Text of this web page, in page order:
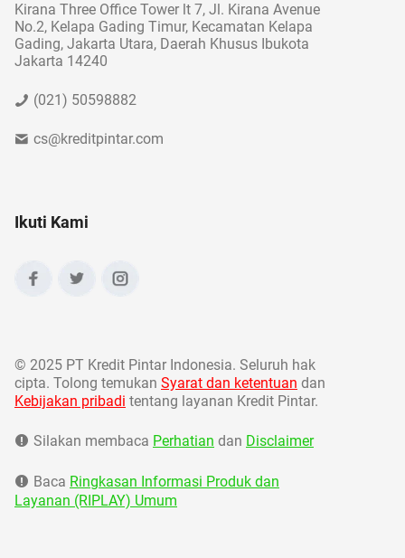
Kirana Three Office Tower lt 7, Jl. Kirana Avenue
No.2, Kelapa Gading Timur, Kecamatan Kelapa
Gading, Jakarta Utara, Daerah Khusus Ibukota
Jakarta 14240
(021) 50598882
cs@kreditpintar.com
Ikuti Kami
© 2025 PT Kredit Pintar Indonesia. Seluruh hak
cipta. Tolong temukan Syarat dan ketentuan dan
Kebijakan pribadi tentang layanan Kredit Pintar.
Silakan membaca Perhatian dan Disclaimer
Baca Ringkasan Informasi Produk dan
Layanan (RIPLAY) Umum